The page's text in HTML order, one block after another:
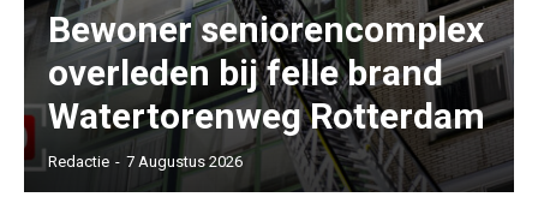
Bewoner seniorencomplex
overleden bij felle brand
Watertorenweg Rotterdam
Redactie - 7 Augustus 2026